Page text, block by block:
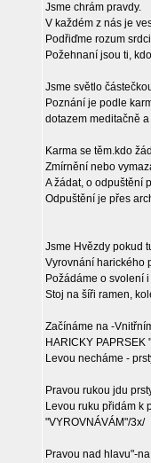
Jsme chrám pravdy.
V každém z nás je
Podřiďme rozum
Požehnaní jsou ti,
Jsme světlo
Poznání je podle
dotazem meditačně
Karma se těm.kdo
Zmírnění nebo
A žádat, o odpuštění
Odpuštění je přes
Jsme Hvězdy pokud
Vyrovnání harického
Požádáme o svolení
Stoj na šíři ramen,
Začínáme na -
HARICKY PAPRSEK
Levou necháme -
Pravou rukou jdu
Levou ruku přidám k
"VYROVNÁVÁM"/3x/
Pravou nad hlavu"-